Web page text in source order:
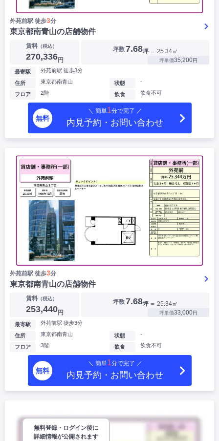
外苑前駅 徒歩3分
東京都南青山の店舗物件
賃料（税込）
270,336円
坪数7.68坪 ＝ 25.34㎡
坪単価35,200円
最寄駅 外苑前駅 徒歩3分
住所 東京都南青山
フロア 2階
状態 -
飲食 飲食不可
無料
＼ 簡単1分で完了 ／
内見予約・お問い合わせ
外苑前駅 徒歩3分
東京都南青山の店舗物件
賃料（税込）
253,440円
坪数7.68坪 ＝ 25.34㎡
坪単価33,000円
最寄駅 外苑前駅 徒歩3分
住所 東京都南青山
フロア 3階
状態 -
飲食 飲食不可
無料
＼ 簡単1分で完了 ／
内見予約・お問い合わせ
無料登録・ログイン後に
詳細情報が公開されます